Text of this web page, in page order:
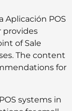
Aplicación POS
provides
of Sale
The content
for
systems in